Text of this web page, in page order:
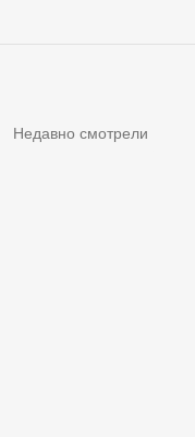
Недавно смотрели